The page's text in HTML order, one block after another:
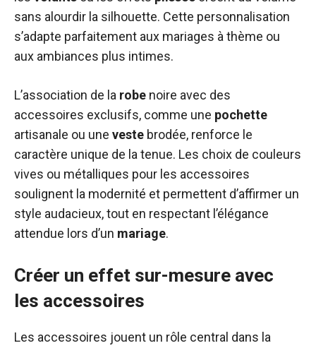
sans alourdir la silhouette. Cette personnalisation
s’adapte parfaitement aux mariages à thème ou
aux ambiances plus intimes.
L’association de la robe noire avec des
accessoires exclusifs, comme une pochette
artisanale ou une veste brodée, renforce le
caractère unique de la tenue. Les choix de couleurs
vives ou métalliques pour les accessoires
soulignent la modernité et permettent d’affirmer un
style audacieux, tout en respectant l’élégance
attendue lors d’un mariage.
Créer un effet sur-mesure avec
les accessoires
Les accessoires jouent un rôle central dans la